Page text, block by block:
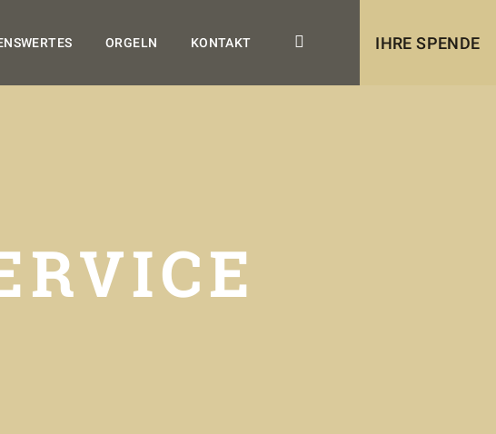
ORGELN KONTAKT IHRE SPENDE